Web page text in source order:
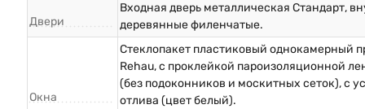
Двери
Входная дверь металлическая Стандарт,
деревянные филенчатые.
Окна
Стеклопакет пластиковый однокамерный
Rehau, с проклейкой пароизоляционной
(без подоконников и москитных сеток), с
отлива (цвет белый).